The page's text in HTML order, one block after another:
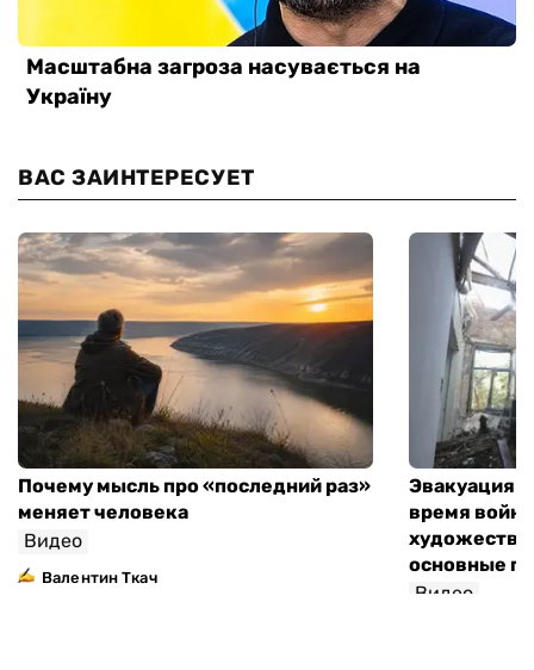
ВАС ЗАИНТЕРЕСУЕТ
Почему мысль про «последний раз»
меняет человека
Видео
Валентин Ткач
Эвакуация
время
основные
Видео